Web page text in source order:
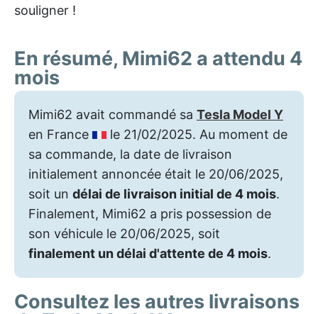
souligner !
En résumé, Mimi62 a attendu 4
mois
Mimi62 avait commandé sa Tesla Model Y
en France
le 21/02/2025. Au moment de
sa commande, la date de livraison
initialement annoncée était le 20/06/2025,
soit un délai de livraison initial de 4 mois.
Finalement, Mimi62 a pris possession de
son véhicule le 20/06/2025, soit
finalement un délai d'attente de 4 mois.
Consultez les autres livraisons